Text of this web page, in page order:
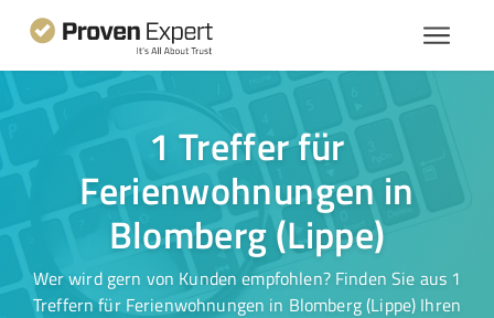
1 Treffer für
Ferienwohnungen in
Blomberg (Lippe)
Wer wird gern von Kunden empfohlen? Finden Sie aus 1
Treffern für Ferienwohnungen in Blomberg (Lippe) Ihren